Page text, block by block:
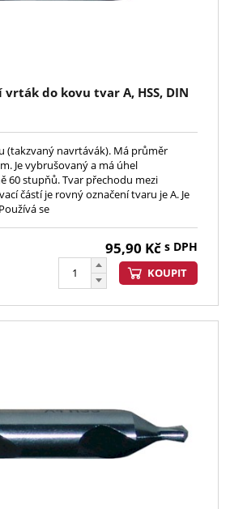
do kovu tvar A, HSS, DIN
(takzvaný navrtávák). Má průměr
Je vybrušovaný a má úhel
60 stupňů. Tvar přechodu mezi
částí je rovný označení tvaru je A. Je
se
95,90 Kč s DPH
KOUPIT